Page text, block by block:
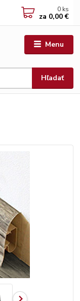
Menu
Hľadať
0 ks
za 0,00 €